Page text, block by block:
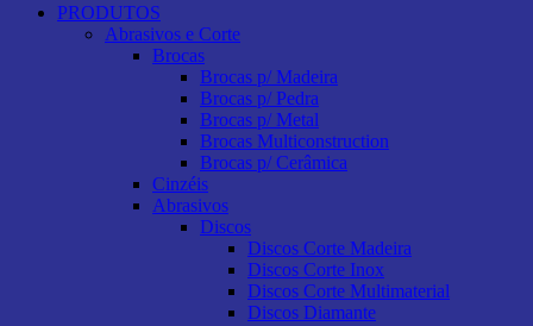
PRODUTOS
Abrasivos e Corte
Brocas
Brocas p/ Madeira
Brocas p/ Pedra
Brocas p/ Metal
Brocas Multiconstruction
Brocas p/ Cerâmica
Cinzéis
Abrasivos
Discos
Discos Corte Madeira
Discos Corte Inox
Discos Corte Multimaterial
Discos Diamante